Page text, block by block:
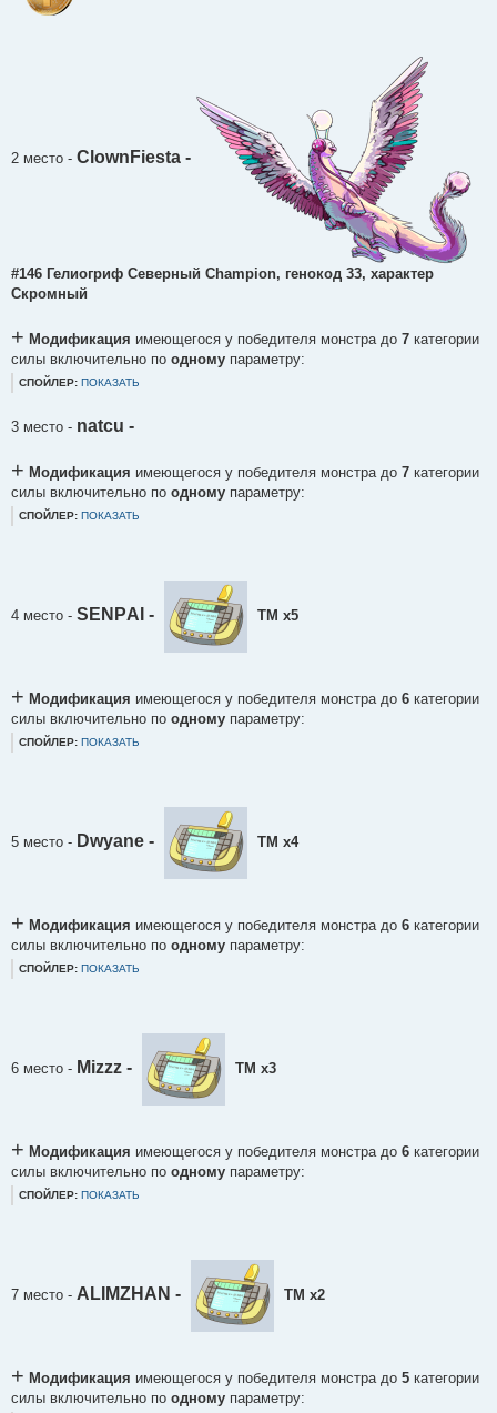
2 место - ClownFiesta -
#146 Гелиогриф Северный Champion, генокод 33, характер
Cкромный
+ Модификация имеющегося у победителя монстра до 7 категории
силы включительно по одному параметру:
СПОЙЛЕР: ПОКАЗАТЬ
3 место - natcu -
+ Модификация имеющегося у победителя монстра до 7 категории
силы включительно по одному параметру:
СПОЙЛЕР: ПОКАЗАТЬ
4 место - SЕNPАI - ТМ х5
+ Модификация имеющегося у победителя монстра до 6 категории
силы включительно по одному параметру:
СПОЙЛЕР: ПОКАЗАТЬ
5 место - Dwyane - ТМ х4
+ Модификация имеющегося у победителя монстра до 6 категории
силы включительно по одному параметру:
СПОЙЛЕР: ПОКАЗАТЬ
6 место - Mizzz - ТМ х3
+ Модификация имеющегося у победителя монстра до 6 категории
силы включительно по одному параметру:
СПОЙЛЕР: ПОКАЗАТЬ
7 место - ALIMZHAN - ТМ х2
+ Модификация имеющегося у победителя монстра до 5 категории
силы включительно по одному параметру: